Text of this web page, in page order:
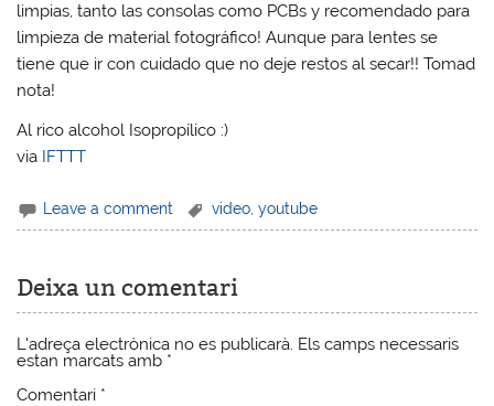
limpias, tanto las consolas como PCBs y recomendado para
limpieza de material fotográfico! Aunque para lentes se
tiene que ir con cuidado que no deje restos al secar!! Tomad
nota!
Al rico alcohol Isopropílico :)
via IFTTT
Leave a comment video ,youtube
Deixa un comentari
L'adreça electrònica no es publicarà. Els camps necessaris
estan marcats amb *
Comentari *